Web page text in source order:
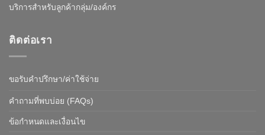
บริการสำหรับลูกค้ากลุ่ม/องค์กร
ติดต่อเรา
ขอรับคำปรึกษา/ค่าใช้จ่าย
คำถามที่พบบ่อย (FAQs)
ข้อกำหนดและเงื่อนไข